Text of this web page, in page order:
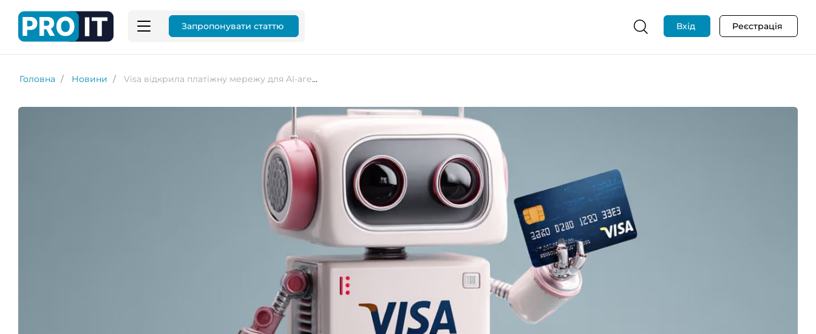
Запропонувати статтю Вхід Реєстрація
Головна Новини Visa відкрила платіжну мережу для AI-агентів: нова ера agentic commerce